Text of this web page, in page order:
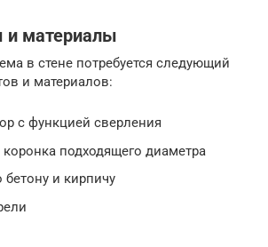
и материалы
в стене потребуется следующий
и материалов:
с функцией сверления
подходящего диаметра
и кирпичу